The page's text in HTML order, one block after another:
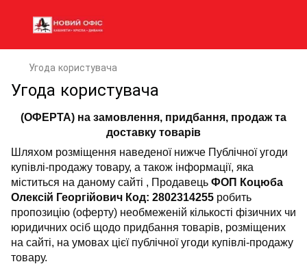
Угода користувача
Угода користувача
(ОФЕРТА) на замовлення, придбання, продаж та
доставку товарів
Шляхом розміщення наведеної нижче Публічної угоди
купівлі-продажу товару, а також інформації, яка
міститься на даному сайті , Продавець ФОП Коцюба
Олексій Георгійович Код: 2802314255 робить
пропозицію (оферту) необмеженій кількості фізичних чи
юридичних осіб щодо придбання товарів, розміщених
на сайті, на умовах цієї публічної угоди купівлі-продажу
товару.